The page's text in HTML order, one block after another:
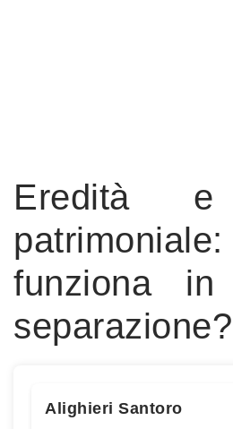
Eredità e
funziona
separazione?
Alighieri Santoro